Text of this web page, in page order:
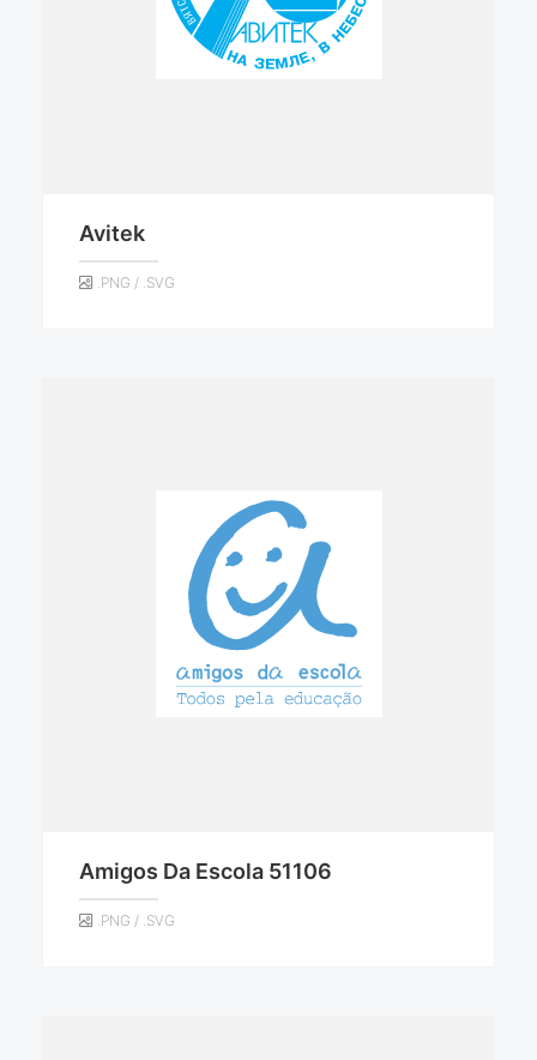
Avitek
.PNG / .SVG
Amigos Da Escola 51106
.PNG / .SVG